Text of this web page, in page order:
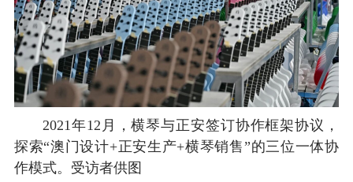
2021年12月，横琴与正安签订协作框架协议，
探索“澳门设计+正安生产+横琴销售”的三位一体协
作模式。受访者供图